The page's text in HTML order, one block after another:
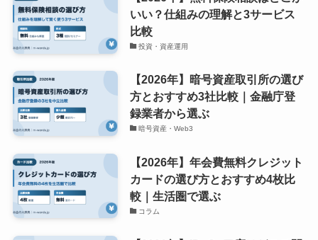
いい？仕組みの理解と3サービス
比較
投資・資産運用
【2026年】暗号資産取引所の選び
方とおすすめ3社比較｜金融庁登
録業者から選ぶ
暗号資産・Web3
【2026年】年会費無料クレジット
カードの選び方とおすすめ4枚比
較｜生活圏で選ぶ
コラム